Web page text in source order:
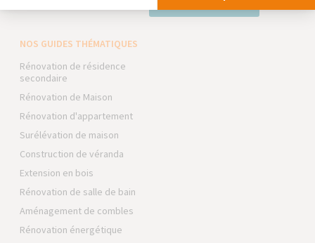
NOS GUIDES THÉMATIQUES
Rénovation de résidence
secondaire
Rénovation de Maison
Rénovation d'appartement
Surélévation de maison
Construction de véranda
Extension en bois
Rénovation de salle de bain
Aménagement de combles
Rénovation énergétique